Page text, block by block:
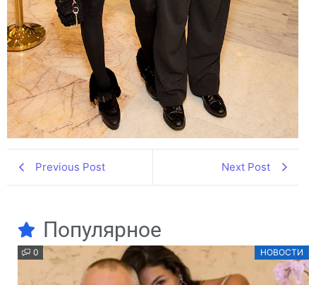
Previous Post Next Post
Популярное
0 НОВОСТИ